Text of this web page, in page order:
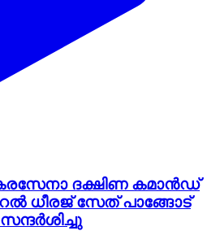
ദക്ഷിണ കമാൻഡ്
ധീരജ് സേത് പാങ്ങോട്